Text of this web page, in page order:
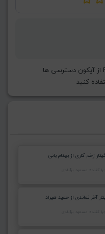
کنید
زخم کاری از بهنام بانی
آخر نماندی از حمید هیراد